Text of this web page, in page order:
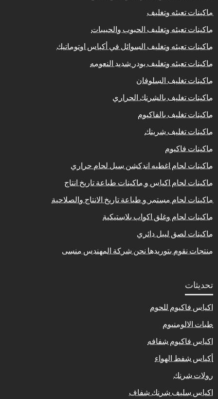
ماكينات تعبئه وتغليف
ماكينات تعبئه وتغليف الحبوب والحبيبات
ماكينات تعبئه وتغليف السوائل في أكياس اوتوماتيك
ماكينات تعبئه وتغليف بودر شديد النعومه
ماكينات تغليف السلوفان
ماكينات تغليف بالشرنك الحراري
ماكينات تغليف بالفاكيوم
ماكينات تغليف شرينك
ماكينات فاكيوم
ماكينات لحام اغطيه اندكشن سيل لحام حراري
ماكينات لحام اكياس و ماكينات طباعة تاريخ انتاج
ماكينات لحام مستمر و طباعة تاريخ الانتاج والصلاحية
ماكينات لحام وغلق اكواب بلاستيكية
ماكينات لصق ليبل دائري
منتجات نقوم بتوريدها نحن شركة المهندس منسى
تحديثات
اكياس فاكيوم للحوم
طبات الالومنيوم
اكياس فاكيوم شفافه
أكياس شفط الهواء
رولات شرنك
اكياس سليف شرنك شفاف